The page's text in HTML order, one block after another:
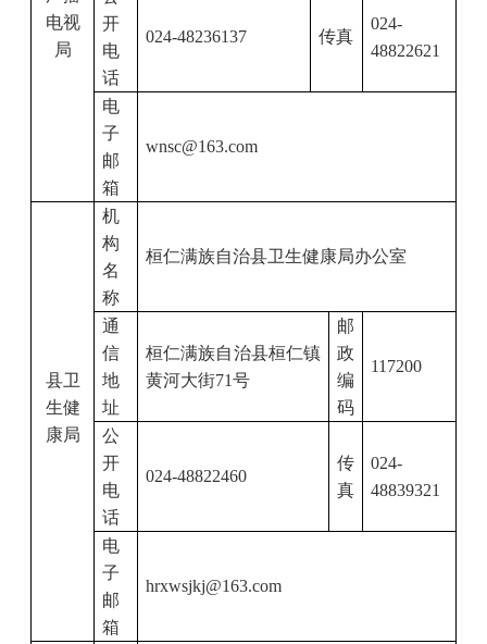
电视
局
开
电
话
024-48236137 传真
024-
48822621
电
子
邮
箱
wnsc@163.com
县卫
生健
康局
机
构
名
称
桓仁满族自治县卫生健康局办公室
通
信
地
址
桓仁满族自治县桓仁镇
黄河大街71号
邮
政
编
码
117200
公
开
电
话
024-48822460
传
真
024-
48839321
电
子
邮
箱
hrxwsjkj@163.com